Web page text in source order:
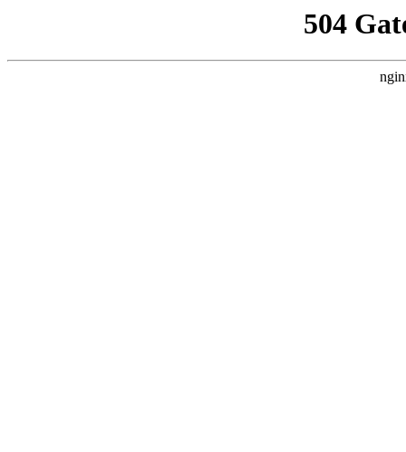
504